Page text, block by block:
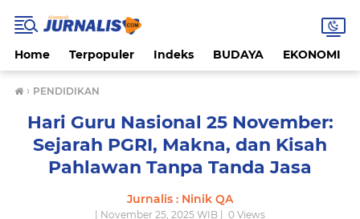
Home Terpopuler Indeks BUDAYA EKONOMI
› PENDIDIKAN
Hari Guru Nasional 25 November:
Sejarah PGRI, Makna, dan Kisah
Pahlawan Tanpa Tanda Jasa
Jurnalis : Ninik QA
| November 25, 2025 WIB | 0 Views